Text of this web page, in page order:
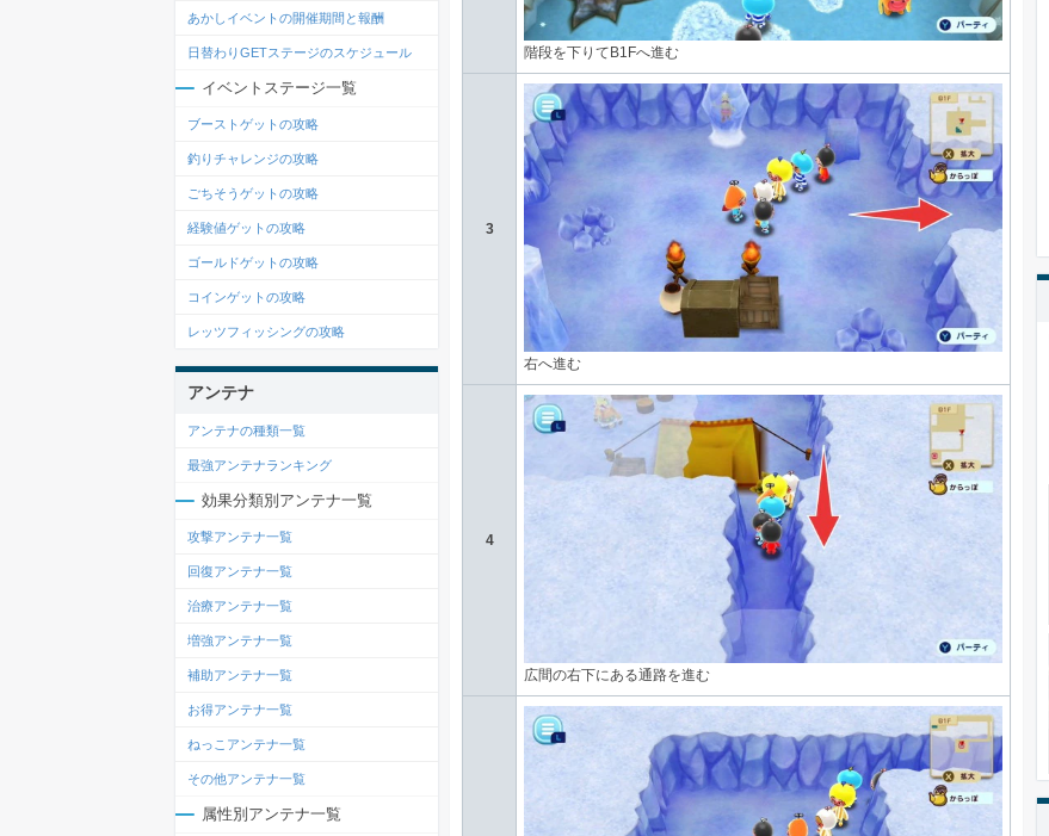
階段を下りてB1Fへ進む
3
右へ進む
4
広間の右下にある通路を進む
あかしイベントの開催期間と報酬
日替わりGETステージのスケジュール
イベントステージ一覧
ブーストゲットの攻略
釣りチャレンジの攻略
ごちそうゲットの攻略
経験値ゲットの攻略
ゴールドゲットの攻略
コインゲットの攻略
レッツフィッシングの攻略
アンテナ
アンテナの種類一覧
最強アンテナランキング
効果分類別アンテナ一覧
攻撃アンテナ一覧
回復アンテナ一覧
治療アンテナ一覧
増強アンテナ一覧
補助アンテナ一覧
お得アンテナ一覧
ねっこアンテナ一覧
その他アンテナ一覧
属性別アンテナ一覧